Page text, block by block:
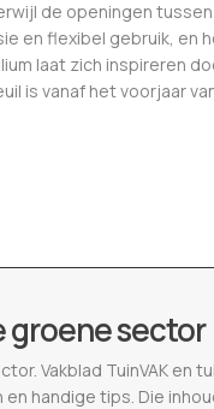
de openingen
en flexibel gebruik, en
laat zich inspireren
is vanaf het voorjaar
groene sector
Vakblad TuinVAK en
handige tips. Die